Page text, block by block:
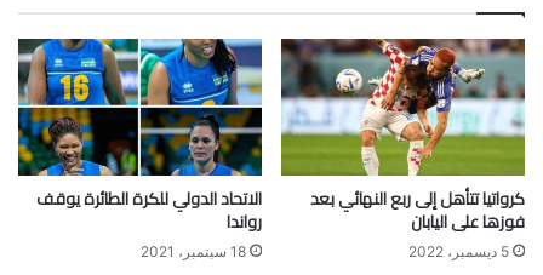
كرواتيا تتأهل إلى ربع النهائي بعد
فوزها على اليابان
5 ديسمبر، 2022
الاتحاد الدولي للكرة الطائرة يوقف
رواندا
18 سبتمبر، 2021